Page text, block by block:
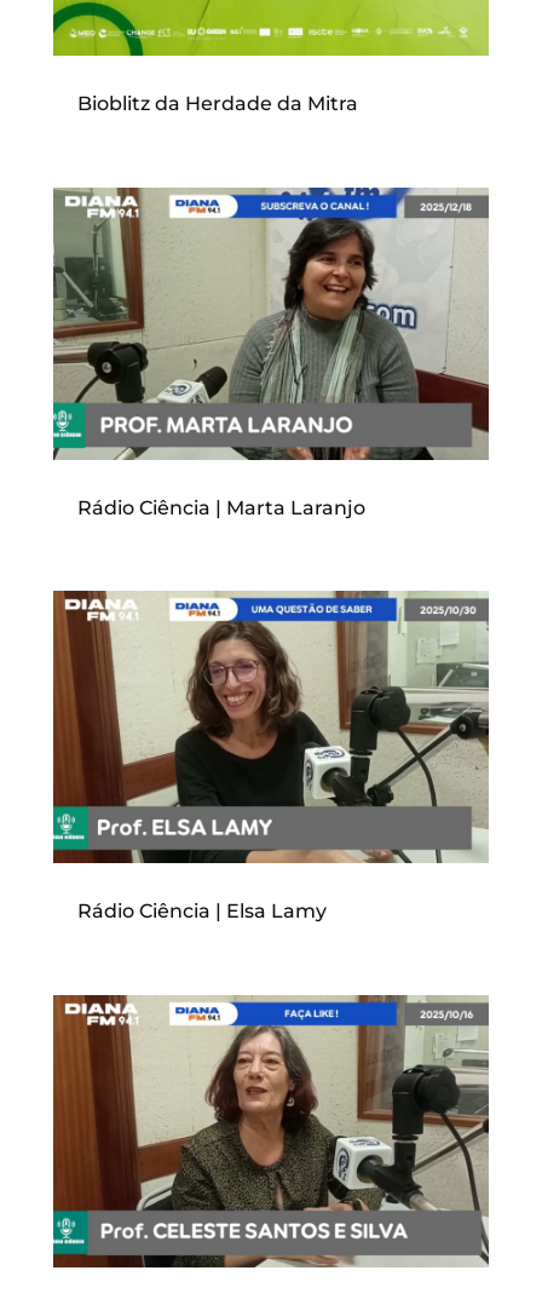
Bioblitz da Herdade da Mitra
Rádio Ciência | Marta Laranjo
Rádio Ciência | Elsa Lamy